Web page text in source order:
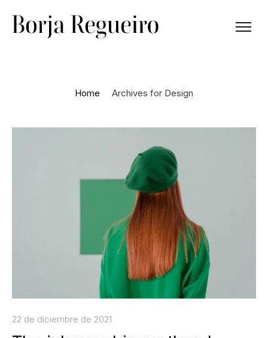
Home Archives for Design
22 de diciembre de 2021